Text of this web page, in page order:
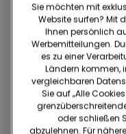
Recycelte Spitze
Sie möchten mit
Website surfen? Mit
Ihnen persönlich
Werbemitteilungen.
es zu einer
Ländern kommen,
vergleichbaren
Sie auf „Alle
oder schließen
abzulehnen. Für